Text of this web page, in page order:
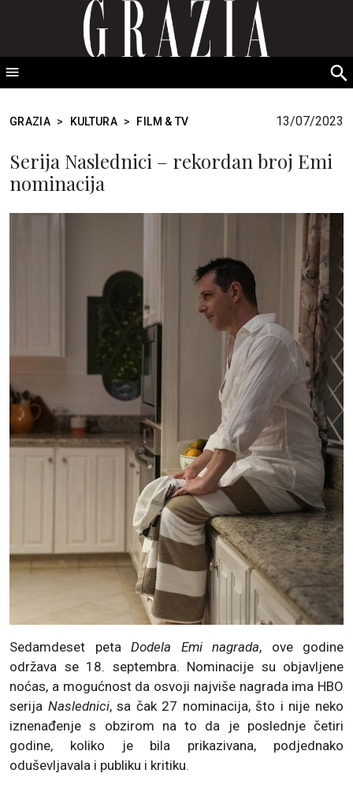
GRAZIA Srbija
GRAZIA > KULTURA > FILM & TV 13/07/2023
Serija Naslednici – rekordan broj Emi
nominacija
Sedamdeset peta Dodela Emi nagrada, ove godine
održava se 18. septembra. Nominacije su objavljene
noćas, a mogućnost da osvoji najviše nagrada ima HBO
serija Naslednici, sa čak 27 nominacija, što i nije neko
iznenađenje s obzirom na to da je poslednje četiri
godine, koliko je bila prikazivana, podjednako
oduševljavala i publiku i kritiku.